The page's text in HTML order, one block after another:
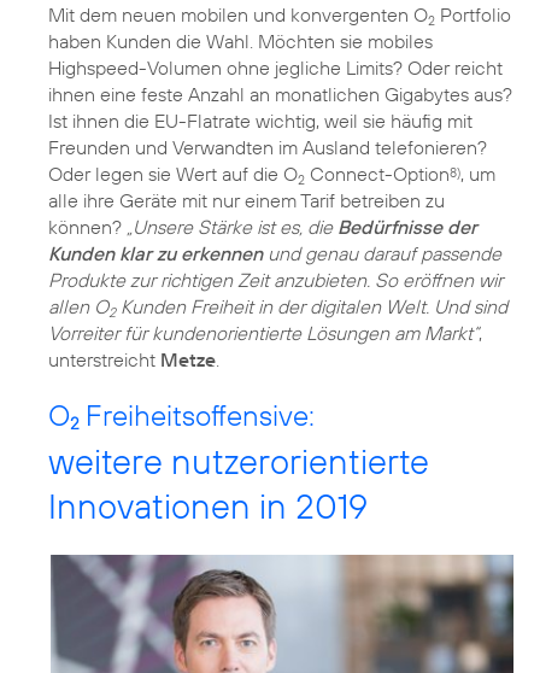
Mit dem neuen mobilen und konvergenten O2 Portfolio
haben Kunden die Wahl. Möchten sie mobiles
Highspeed-Volumen ohne jegliche Limits? Oder reicht
ihnen eine feste Anzahl an monatlichen Gigabytes aus?
Ist ihnen die EU-Flatrate wichtig, weil sie häufig mit
Freunden und Verwandten im Ausland telefonieren?
Oder legen sie Wert auf die O2 Connect-Option8), um
alle ihre Geräte mit nur einem Tarif betreiben zu
können? „Unsere Stärke ist es, die Bedürfnisse der
Kunden klar zu erkennenund genau darauf passende
Produkte zur richtigen Zeit anzubieten. So eröffnen wir
allen O2Kunden Freiheit in der digitalen Welt. Und sind
Vorreiter für kundenorientierte Lösungen am Markt“,
unterstreicht Metze
O2 Freiheitsoffensive:
weitere nutzerorientierte
Innovationen in 2019